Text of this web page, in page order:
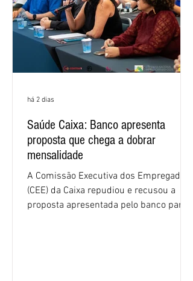
Saúde Caixa: Banco apresenta
proposta que chega a dobrar
mensalidade
A Comissão Executiva dos Empregados
(CEE) da Caixa repudiou e recusou a
proposta apresentada pelo banco para o
há 2 dias